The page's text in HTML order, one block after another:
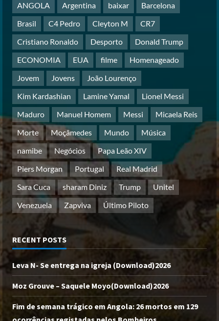
ANGOLA
Argentina baixar
Barcelona
Brasil
C4 Pedro Cleyton M
CR7
Cristiano Ronaldo
Desporto
Donald Trump
ECONOMIA
EUA filme
Homenageado
Jovem
Jovens
João Lourenço
Kim Kardashian
Lamine Yamal
Lionel Messi
Maduro
Manuel Homem Messi
Micaela Reis
Morte
Moçâmedes Mundo
Música
namibe
Negócios
Papa Leão XIV
Piers Morgan
Portugal
Real Madrid
Sara Cuca
sharam Diniz Trump
Unitel
Venezuela
Zapviva Último Piloto
RECENT POSTS
Leva N- Se entrega na igreja (Download)2026
Moz Grouve – Saquele Moyo(Download)2026
Fim de semana trágico em Angola: 26 mortos em 129